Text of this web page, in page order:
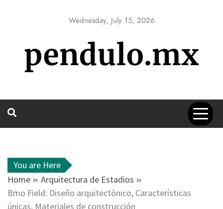
Wednesday, July 15, 2026
pendulo.mx
You are Here
Home
Arquitectura de Estadios
Bmo Field: Diseño arquitectónico, Características
únicas, Materiales de construcción